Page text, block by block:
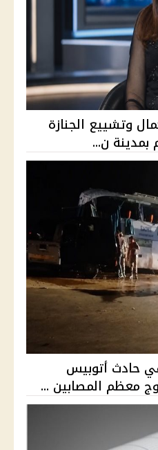
وتشييع الجنازة
ن...
طفل وإصابة 13 في حادث أتوبيس
معظم المصابين ...